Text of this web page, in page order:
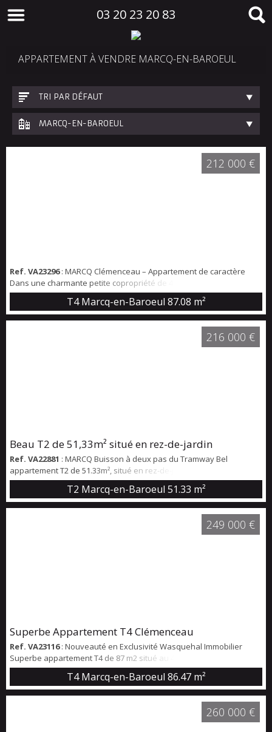
03 20 23 20 83
APPARTEMENT À VENDRE MARCQ-EN-BAROEUL
TRI PAR DÉFAUT
MARCQ-EN-BAROEUL
Ref. VA23296: MARCQ Clémenceau – Appartement de caractère
Dans une charmante petite copropriété de 4 lots, découvrez ce
magnifique appartement de 87m² loi carrez au cachet exceptionnel.
Vous serez immédiatement séduit par ses éléments anciens
préservés : parquet d’origine, moulures élégantes et cheminée,
offrant une base idéale pour un projet de rénovation ambitieux.
T4 Marcq-en-Baroeul 87.08 m²
212 000 €
Beau T2 de 51,33m² situé en rez-de-jardin
Ref. VA22881 : MARCQ Buisson à deux pas du Tramway Bel
appartement T2 de 51.33m², situé en rez-de-jardin dans une
résidence sécurisée. L'appartement offre une belle entrée avec
placard, desservant un salon-séjour de 29 m² baigné de lumière,
ouvrant sur une belle terrasse exposée sud-ouest. La cuisine,
aménagée et équipée, complète la pièce de vie. Le coin nuit se
T2 Marcq-en-Baroeul 51.33 m²
216 000 €
Superbe Appartement T4 Clémenceau
Ref. VA23116: Nouveauté en Exclusivité Wasquehal Immobilier
Superbe appartement T4 de 87 m2 situé au 4ème étage dans le
quartier prisé du Boulevard Clémenceau Double séjour très
lumineux de près de 40m2. Parquet Cuisine ouverte équipée avec
espace buanderie 3 chambres de 9,9 et 12m2 Une belle salle de
douche, avec douche à l'italienne - WC indépendants
T4 Marcq-en-Baroeul 86.47 m²
249 000 €
260 000 €